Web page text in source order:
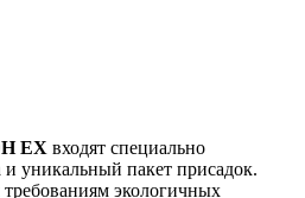
EX входят специально
уникальный пакет присадок.
экологичных